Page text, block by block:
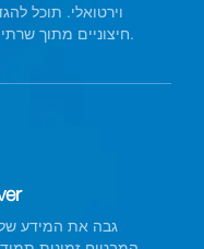
חיצוניים מתוך שרתים מקומיים או משירותי ענן אחרים.
גבה את המידע